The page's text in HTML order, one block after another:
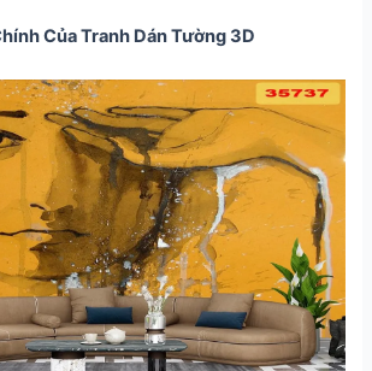
Của Tranh Dán Tường 3D